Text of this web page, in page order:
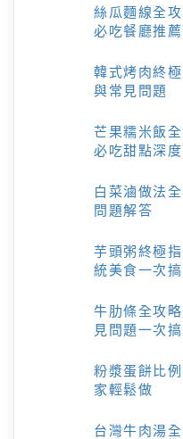
絲瓜麵線全
必吃餐廳推薦
韓式烤肉終
與常見問題
芒果糯米飯
必吃甜點深
白菜滷做法
問題解答
芋頭粥終極
統美食一次
牛肋條全攻
見問題一次
粉漿蛋餅比
家輕鬆做
台灣牛肉湯